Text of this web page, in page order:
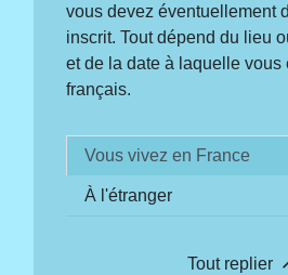
vous devez éventuellement
inscrit. Tout dépend du lieu
et de la date à laquelle vous
français.
Vous vivez en France
À l'étranger
Tout replier